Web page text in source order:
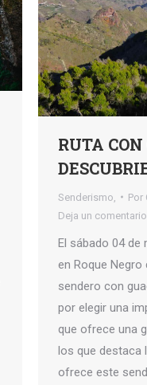
RUTA
Senderismo, Por
Deja un comentario
El sábado 04
en Roque
sendero con
por elegir una
que ofrece una
los que destaca
ofrece este